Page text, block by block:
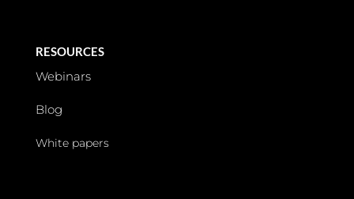
RESOURCES
Webinars
Blog
White papers